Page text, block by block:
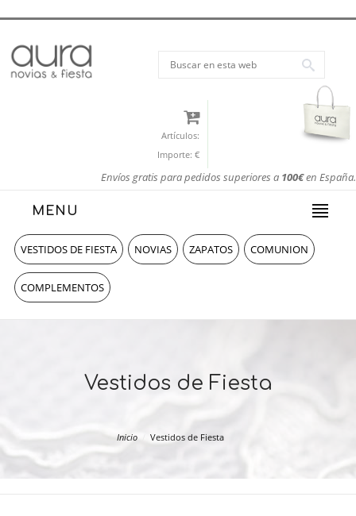
Artículos:
Importe: €
Envíos gratis para pedidos superiores a 100€en España.
MENU
VESTIDOS DE FIESTA NOVIAS ZAPATOS COMUNION
COMPLEMENTOS
Vestidos de Fiesta
Inicio Vestidos de Fiesta